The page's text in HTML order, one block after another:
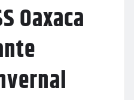
Oaxaca